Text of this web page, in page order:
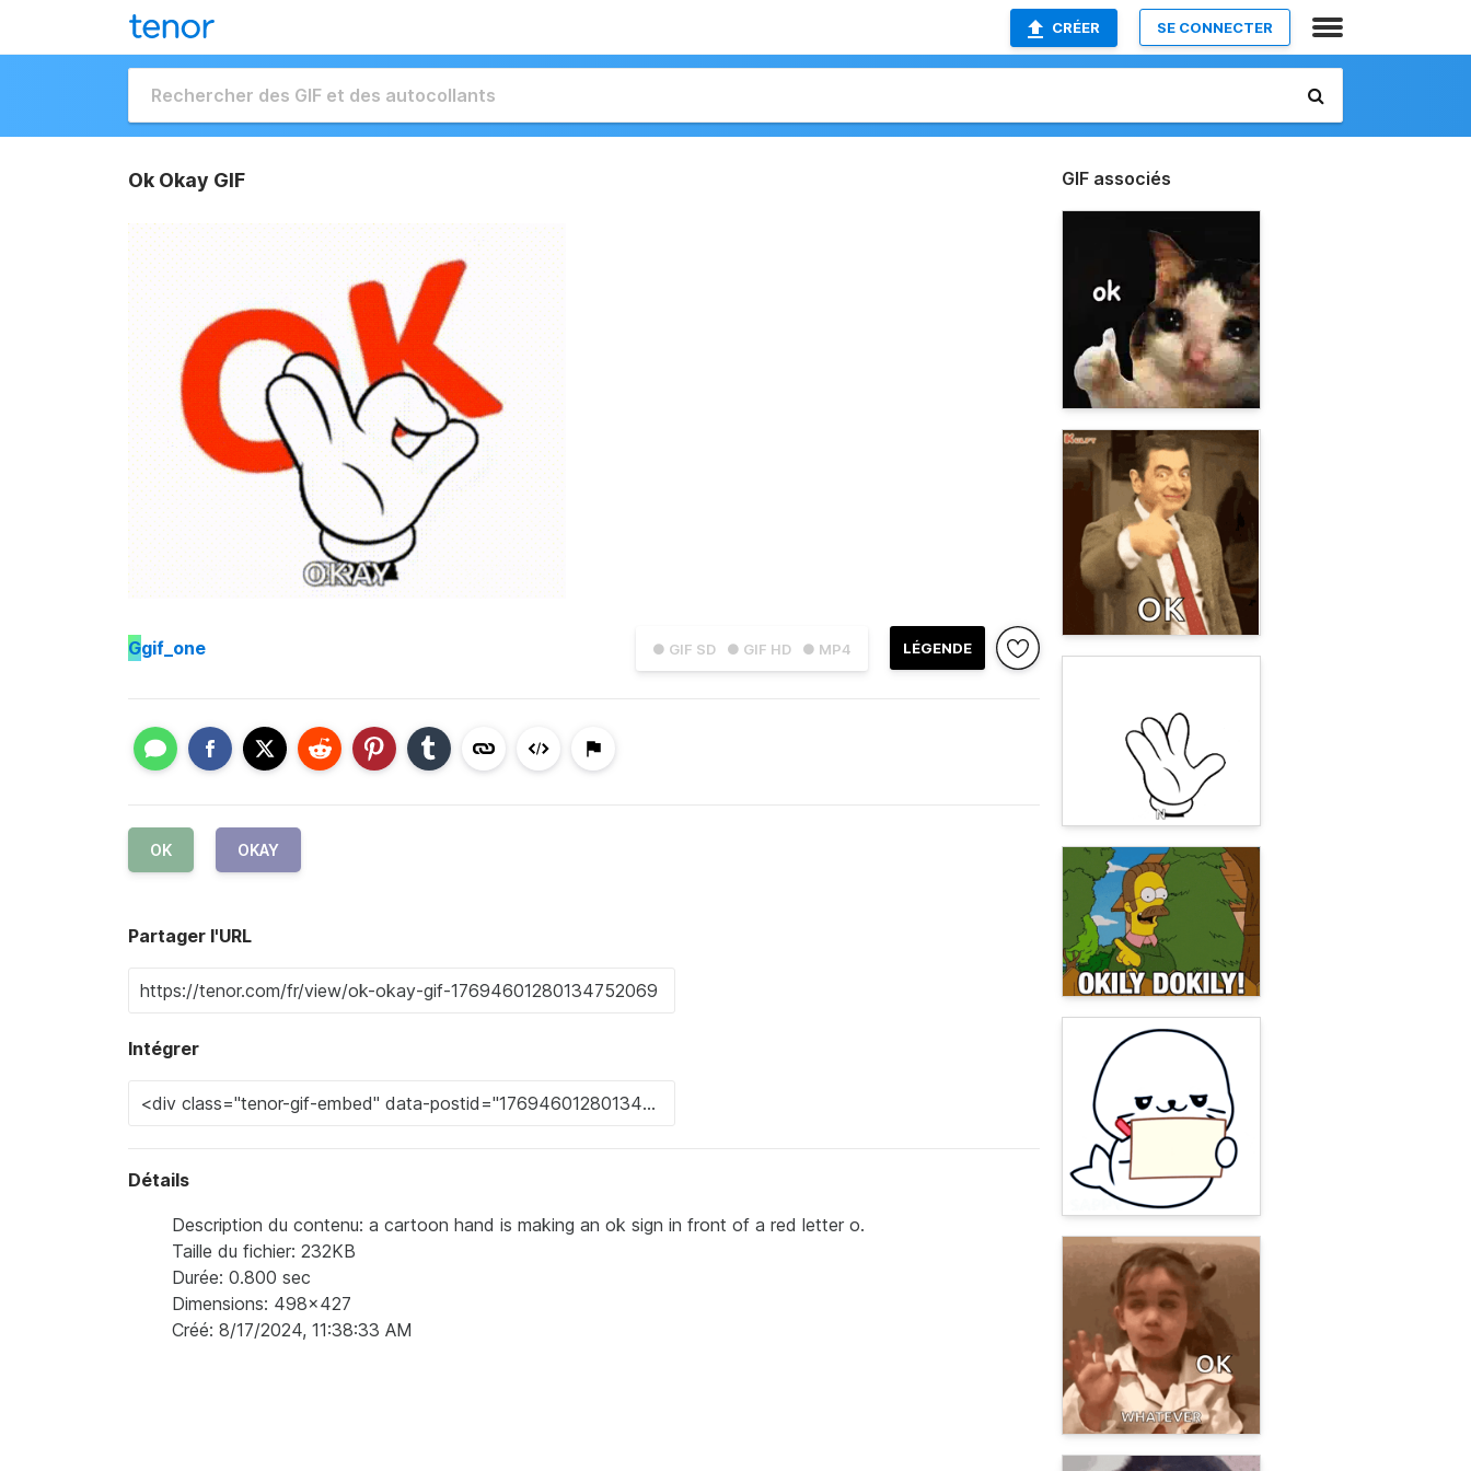
CRÉER SE CONNECTER
Ok Okay GIF
● GIF SD ● GIF HD ● MP4 LÉGENDE
Ggif_one
OK OKAY
Partager l'URL
Intégrer
Détails
Description du contenu: a cartoon hand is making an ok sign in front of a red letter o.
Taille du fichier: 232KB
Durée: 0.800 sec
Dimensions: 498x427
Créé: 8/17/2024, 11:38:33 AM
GIF associés